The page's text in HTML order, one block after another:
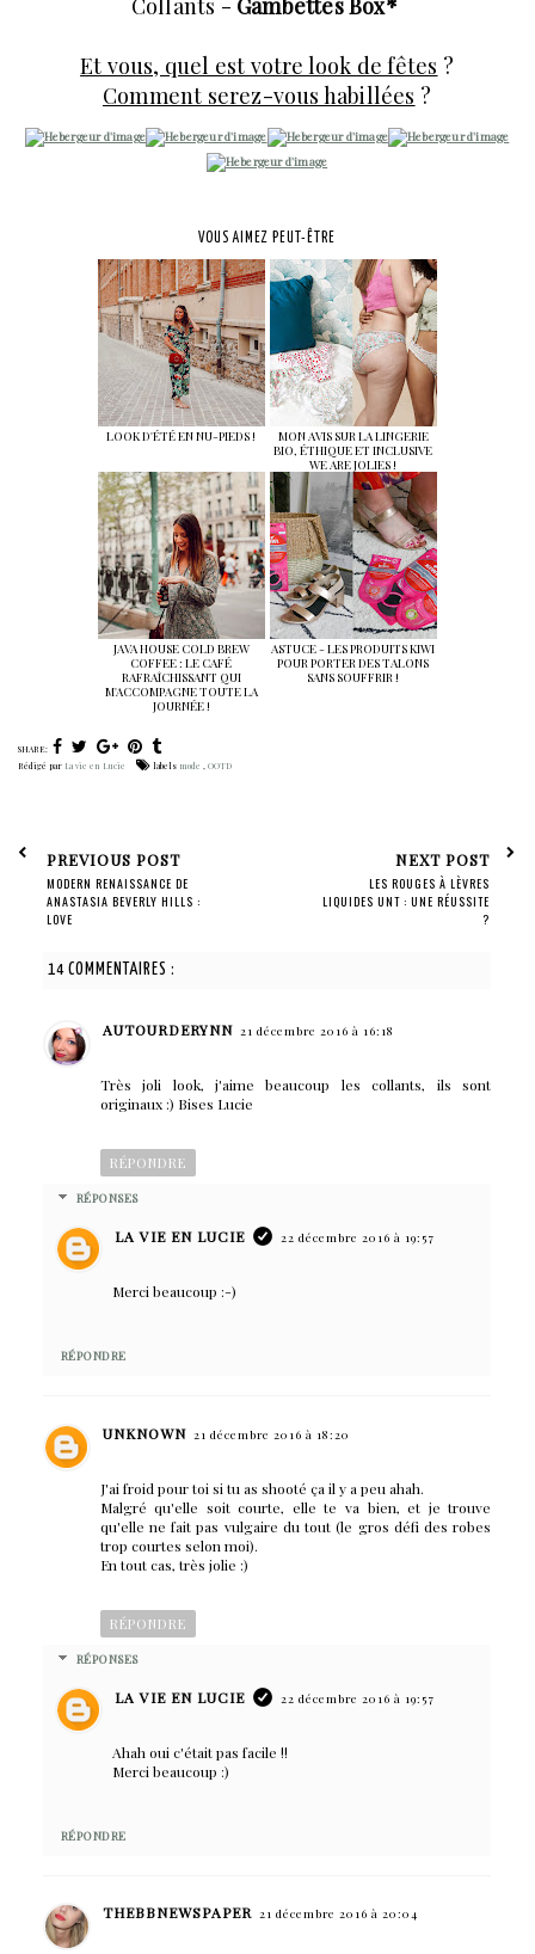
Collants - Gambettes Box*
Et vous, quel est votre look de fêtes ?
Comment serez-vous habillées ?
VOUS AIMEZ PEUT-ÊTRE
LOOK D'ÉTÉ EN NU-PIEDS !
MON AVIS SUR LA LINGERIE
BIO, ÉTHIQUE ET INCLUSIVE
WE ARE JOLIES !
JAVA HOUSE COLD BREW
COFFEE : LE CAFÉ
RAFRAÎCHISSANT QUI
M'ACCOMPAGNE TOUTE LA
JOURNÉE !
ASTUCE - LES PRODUITS KIWI
POUR PORTER DES TALONS
SANS SOUFFRIR !
SHARE:
Rédigé par La vie en Lucie labels mode , OOTD
PREVIOUS POST
MODERN RENAISSANCE DE
ANASTASIA BEVERLY HILLS :
LOVE
NEXT POST
LES ROUGES À LÈVRES
LIQUIDES UNT : UNE RÉUSSITE
?
14 COMMENTAIRES :
AUTOURDERYNN 21 décembre 2016 à 16:18
Très joli look, j'aime beaucoup les collants, ils sont
originaux :) Bises Lucie
RÉPONDRE
RÉPONSES
LA VIE EN LUCIE 22 décembre 2016 à 19:57
Merci beaucoup :-)
RÉPONDRE
UNKNOWN 21 décembre 2016 à 18:20
J'ai froid pour toi si tu as shooté ça il y a peu ahah.
Malgré qu'elle soit courte, elle te va bien, et je trouve
qu'elle ne fait pas vulgaire du tout (le gros défi des robes
trop courtes selon moi).
En tout cas, très jolie :)
RÉPONDRE
RÉPONSES
LA VIE EN LUCIE 22 décembre 2016 à 19:57
Ahah oui c'était pas facile !!
Merci beaucoup :)
RÉPONDRE
THEBBNEWSPAPER 21 décembre 2016 à 20:04